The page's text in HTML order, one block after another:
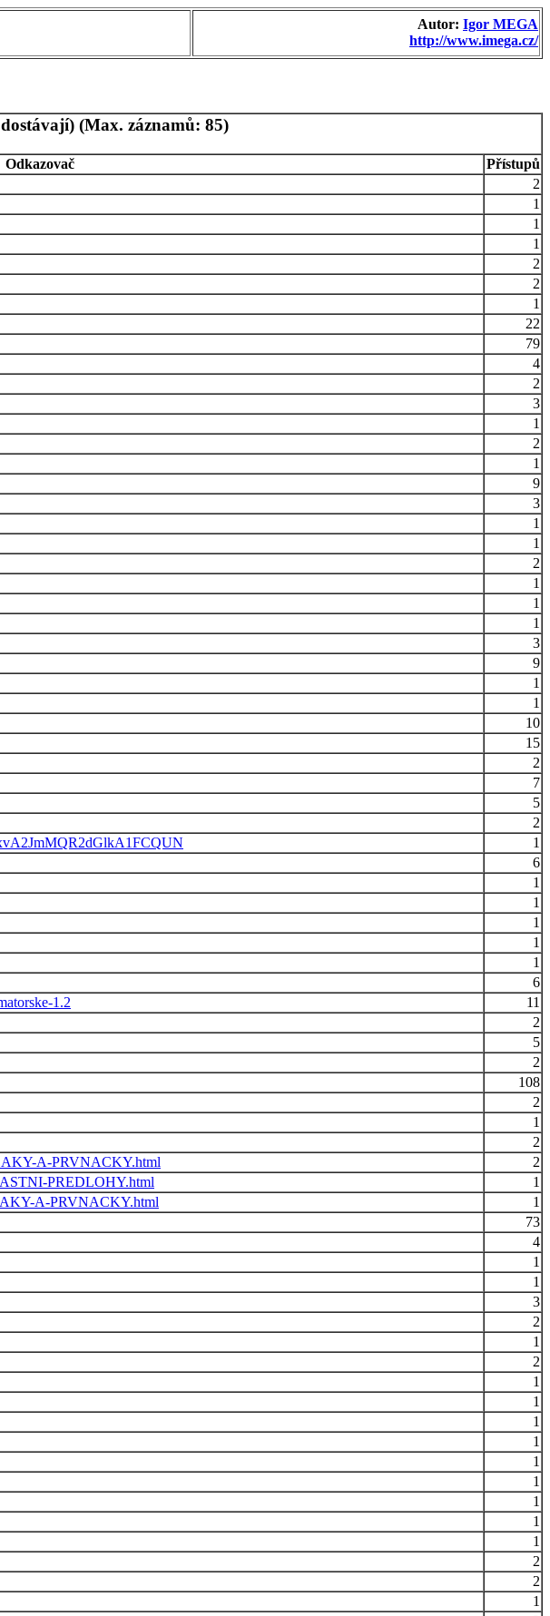
Autor: Igor MEGA
http://www.imega.cz/
(Max. záznamů: 85)
Odkazovač
Přístupů
2
1
1
1
2
2
1
22
79
4
2
3
1
2
1
9
3
1
1
2
1
1
1
3
9
1
1
10
15
2
7
5
2
1
6
1
1
1
1
1
6
1.2
11
2
5
2
108
2
1
2
A-PRVNACKY.html
2
PREDLOHY.html
1
A-PRVNACKY.html
1
73
4
1
1
3
2
1
2
1
1
1
1
1
1
1
1
1
2
2
1